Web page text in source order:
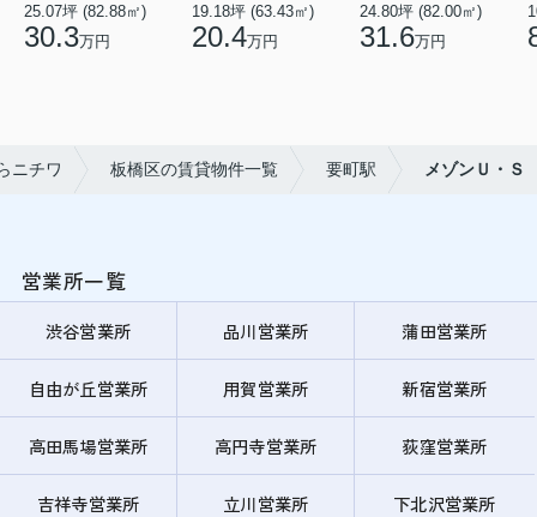
25.07坪 (82.88㎡)
30.3万円
19.18坪 (63.43㎡)
20.4万円
24.80坪 (82.00㎡)
31.6万円
ニチワ 板橋区の賃貸物件一覧 要町駅 メゾンＵ・Ｓ
営業所一覧
渋谷営業所 品川営業所 蒲田営業所
自由が丘営業所 用賀営業所 新宿営業所
高田馬場営業所 高円寺営業所 荻窪営業所
吉祥寺営業所 立川営業所 下北沢営業所